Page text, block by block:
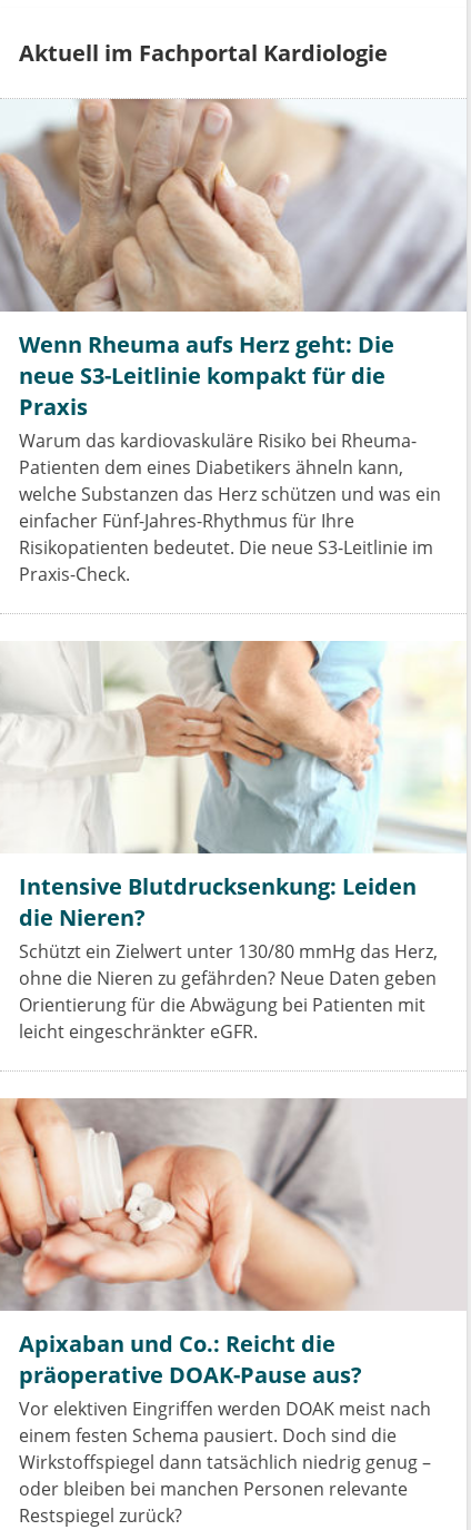
Aktuell im Fachportal Kardiologie
Wenn Rheuma aufs Herz geht: Die
neue S3-Leitlinie kompakt für die
Praxis
Warum das kardiovaskuläre Risiko bei Rheuma-
Patienten dem eines Diabetikers ähneln kann,
welche Substanzen das Herz schützen und was ein
einfacher Fünf-Jahres-Rhythmus für Ihre
Risikopatienten bedeutet. Die neue S3-Leitlinie im
Praxis-Check.
Intensive Blutdrucksenkung: Leiden
die Nieren?
Schützt ein Zielwert unter 130/80 mmHg das Herz,
ohne die Nieren zu gefährden? Neue Daten geben
Orientierung für die Abwägung bei Patienten mit
leicht eingeschränkter eGFR.
Apixaban und Co.: Reicht die
präoperative DOAK-Pause aus?
Vor elektiven Eingriffen werden DOAK meist nach
einem festen Schema pausiert. Doch sind die
Wirkstoffspiegel dann tatsächlich niedrig genug –
oder bleiben bei manchen Personen relevante
Restspiegel zurück?